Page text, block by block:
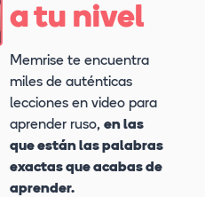
a tu nivel
Memrise te encuentra
miles de auténticas
lecciones en video para
aprender ruso, en las
que están las palabras
exactas que acabas de
aprender.